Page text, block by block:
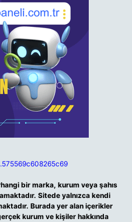
bir marka, kurum veya şahıs
Sitede yalnızca kendi
Burada yer alan içerikler
kurum ve kişiler hakkında